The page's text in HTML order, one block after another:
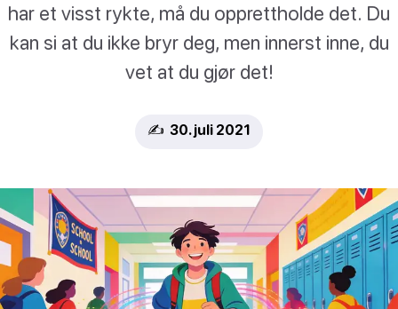
har et visst rykte, må du opprettholde det. Du
kan si at du ikke bryr deg, men innerst inne, du
vet at du gjør det!
✍️ 30. juli 2021